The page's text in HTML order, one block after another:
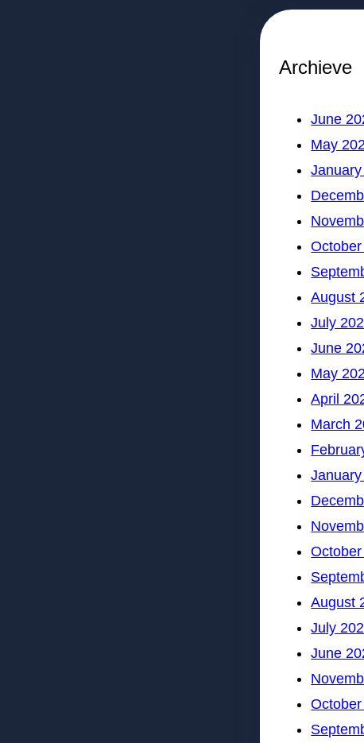
Archieve
June
May
August
July
June
May
April
March
August
July
June